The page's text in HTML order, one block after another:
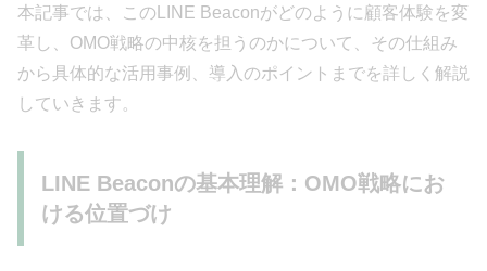
本記事では、このLINE Beaconがどのように顧客体験を変
革し、OMO戦略の中核を担うのかについて、その仕組み
から具体的な活用事例、導入のポイントまでを詳しく解説
していきます。
LINE Beaconの基本理解：OMO戦略にお
ける位置づけ